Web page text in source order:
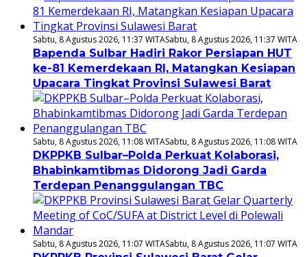
Sabtu, 8 Agustus 2026, 11:37 WITASabtu, 8 Agustus 2026, 11:37 WITA
Bapenda Sulbar Hadiri Rakor Persiapan HUT
ke-81 Kemerdekaan RI, Matangkan Kesiapan
Upacara Tingkat Provinsi Sulawesi Barat
Sabtu, 8 Agustus 2026, 11:08 WITASabtu, 8 Agustus 2026, 11:08 WITA
DKPPKB Sulbar–Polda Perkuat Kolaborasi,
Bhabinkamtibmas Didorong Jadi Garda
Terdepan Penanggulangan TBC
Sabtu, 8 Agustus 2026, 11:07 WITASabtu, 8 Agustus 2026, 11:07 WITA